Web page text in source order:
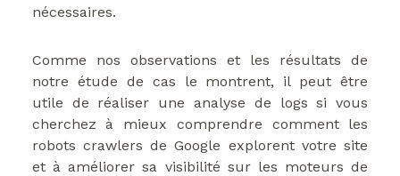
nécessaires.
Comme nos observations et les résultats de
notre étude de cas le montrent, il peut être
utile de réaliser une analyse de logs si vous
cherchez à mieux comprendre comment les
robots crawlers de Google explorent votre site
et à améliorer sa visibilité sur les moteurs de